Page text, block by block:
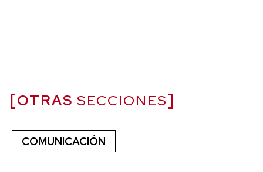
OTRAS SECCIONES
COMUNICACIÓN